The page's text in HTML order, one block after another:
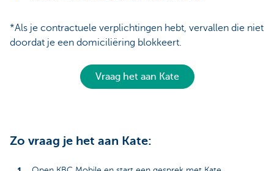
*Als je contractuele verplichtingen hebt, vervallen die niet
doordat je een domiciliëring blokkeert.
Vraag het aan Kate
Zo vraag je het aan Kate: